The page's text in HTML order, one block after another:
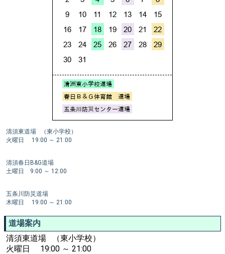
清須東道場 （東小学校）
火曜日 19:00 ～ 21:00
清須春日B&G道場
土曜日 9:00 ～ 12:00
五条川防災道場
木曜日 19:00 ～ 21:00
道場案内
清須東道場 （東小学校）
火曜日 19:00 ～ 21:00